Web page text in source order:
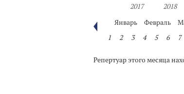
2017 2018
Январь
Февраль
1
2 3 4 5 6 7
Репертуар этого месяца